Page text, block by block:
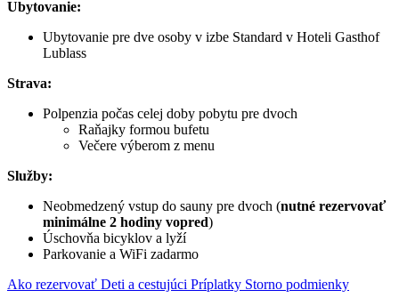
Ubytovanie:
Ubytovanie pre dve osoby v izbe Standard v Hoteli Gasthof
Lublass
Strava:
Polpenzia počas celej doby pobytu pre dvoch
Raňajky formou bufetu
Večere výberom z menu
Služby:
Neobmedzený vstup do sauny pre dvoch (nutné rezervovať
minimálne 2 hodiny vopred)
Úschovňa bicyklov a lyží
Parkovanie a WiFi zadarmo
Ako rezervovať Deti a cestujúci Príplatky Storno podmienky